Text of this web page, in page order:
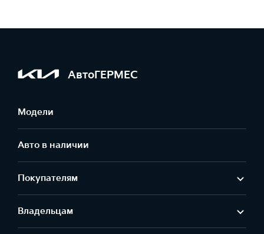
АвтоГЕРМЕС
Модели
Авто в наличии
Покупателям
Владельцам